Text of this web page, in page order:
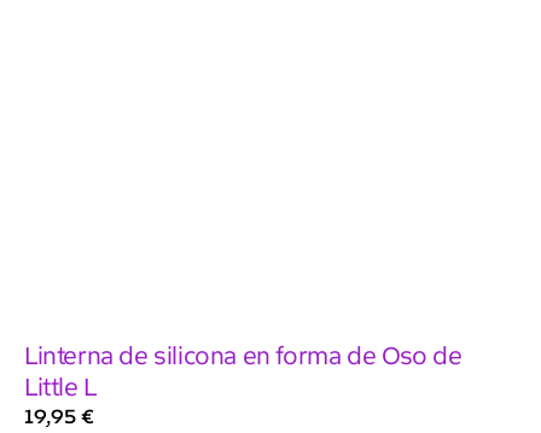
Linterna de silicona en forma de Oso de
Little L
19,95 €